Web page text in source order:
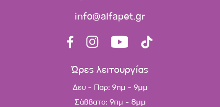
info@alfapet.gr
Ώρες λειτουργίας
Δευ - Παρ: 9πμ - 9μμ
Σάββατο: 9πμ - 8μμ